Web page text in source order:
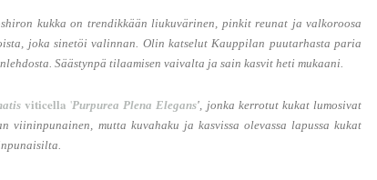
kukka on trendikkään liukuvärinen, pinkit reunat ja valkoroosa
joka sinetöi valinnan. Olin katselut Kauppilan puutarhasta paria
Säästynpä tilaamisen vaivalta ja sain kasvit heti mukaani.
viticella 'Purpurea Plena Elegans', jonka kerrotut kukat lumosivat
mutta kuvahaku ja kasvissa olevassa lapussa kukat